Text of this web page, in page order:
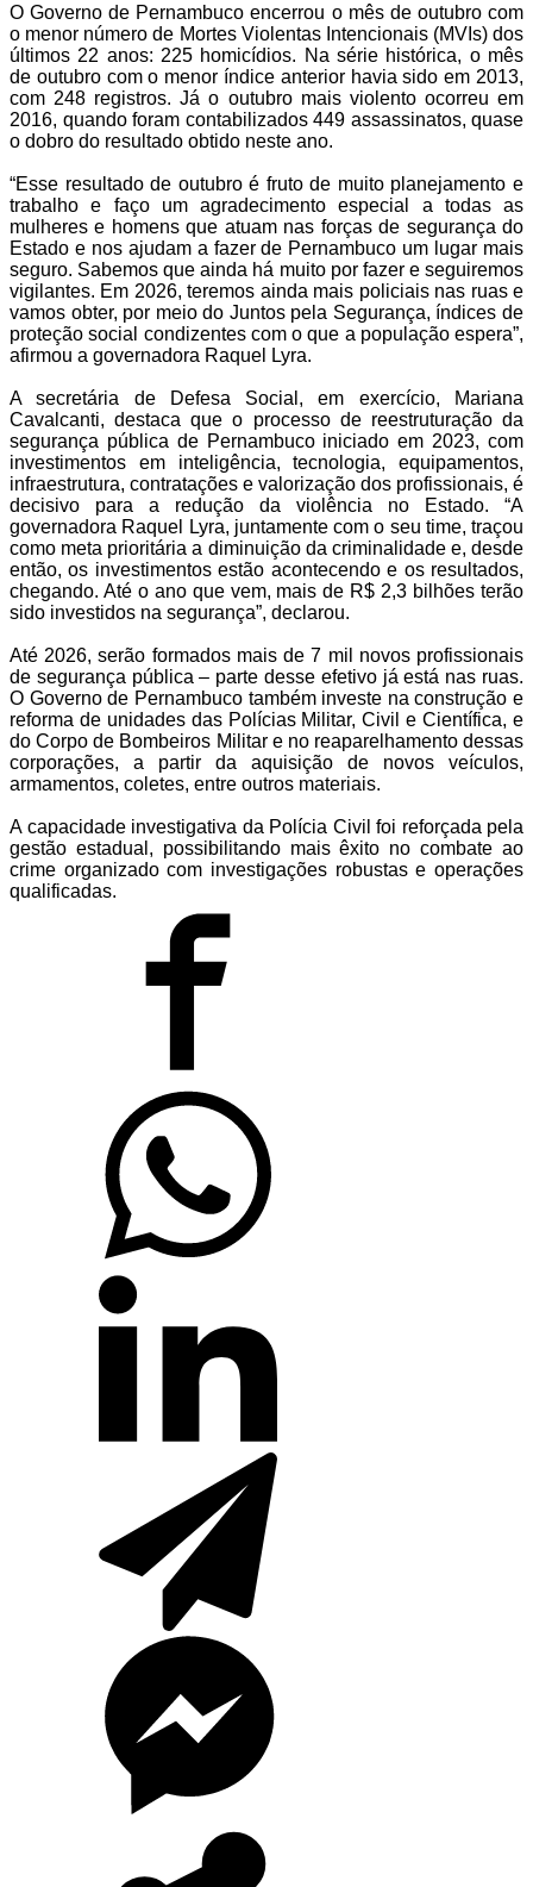
O Governo de Pernambuco encerrou o mês de outubro com
o menor número de Mortes Violentas Intencionais (MVIs) dos
últimos 22 anos: 225 homicídios. Na série histórica, o mês
de outubro com o menor índice anterior havia sido em 2013,
com 248 registros. Já o outubro mais violento ocorreu em
2016, quando foram contabilizados 449 assassinatos, quase
o dobro do resultado obtido neste ano.
“Esse resultado de outubro é fruto de muito planejamento e
trabalho e faço um agradecimento especial a todas as
mulheres e homens que atuam nas forças de segurança do
Estado e nos ajudam a fazer de Pernambuco um lugar mais
seguro. Sabemos que ainda há muito por fazer e seguiremos
vigilantes. Em 2026, teremos ainda mais policiais nas ruas e
vamos obter, por meio do Juntos pela Segurança, índices de
proteção social condizentes com o que a população espera”,
afirmou a governadora Raquel Lyra.
A secretária de Defesa Social, em exercício, Mariana
Cavalcanti, destaca que o processo de reestruturação da
segurança pública de Pernambuco iniciado em 2023, com
investimentos em inteligência, tecnologia, equipamentos,
infraestrutura, contratações e valorização dos profissionais, é
decisivo para a redução da violência no Estado. “A
governadora Raquel Lyra, juntamente com o seu time, traçou
como meta prioritária a diminuição da criminalidade e, desde
então, os investimentos estão acontecendo e os resultados,
chegando. Até o ano que vem, mais de R$ 2,3 bilhões terão
sido investidos na segurança”, declarou.
Até 2026, serão formados mais de 7 mil novos profissionais
de segurança pública – parte desse efetivo já está nas ruas.
O Governo de Pernambuco também investe na construção e
reforma de unidades das Polícias Militar, Civil e Científica, e
do Corpo de Bombeiros Militar e no reaparelhamento dessas
corporações, a partir da aquisição de novos veículos,
armamentos, coletes, entre outros materiais.
A capacidade investigativa da Polícia Civil foi reforçada pela
gestão estadual, possibilitando mais êxito no combate ao
crime organizado com investigações robustas e operações
qualificadas.